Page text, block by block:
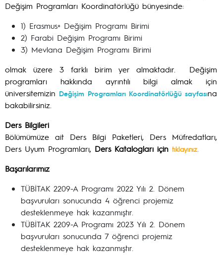
Değişim Programları Koordinatörlüğü bünyesinde:
1) Erasmus+ Değişim Programı Birimi
2) Farabi Değişim Programı Birimi
3) Mevlana Değişim Programı Birimi
olmak üzere 3 farklı birim yer almaktadır. Değişim
programları hakkında ayrıntılı bilgi almak için
üniversitemizin Değişim Programları Koordinatörlüğü sayfasına
bakabilirsiniz.
Ders Bilgileri
Bölümümüze ait Ders Bilgi Paketleri, Ders Müfredatları,
Ders Uyum Programları, Ders Katalogları için tıklayınız.
Başarılarımız
TÜBİTAK 2209-A Programı 2022 Yılı 2. Dönem
başvuruları sonucunda 4 öğrenci projemiz
desteklenmeye hak kazanmıştır.
TÜBİTAK 2209-A Programı 2023 Yılı 2. Dönem
başvuruları sonucunda 7 öğrenci projemiz
desteklenmeye hak kazanmıştır.